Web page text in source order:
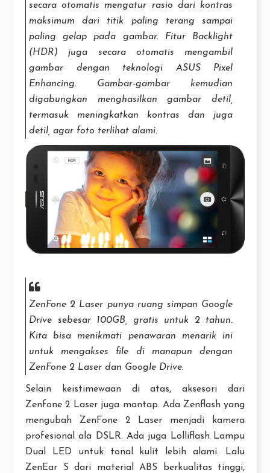
secara otomatis mengatur rasio dari kontras
maksimum dari titik paling terang sampai
paling gelap pada gambar. Fitur Backlight
(HDR) juga secara otomatis mengambil
gambar dengan teknologi ASUS Pixel
Enhancing. Gambar-gambar kemudian
digabungkan menghasilkan gambar detil,
termasuk meningkatkan kontras dan juga
detil, agar foto terlihat alami.
ZenFone 2 Laser punya ruang simpan Google
Drive sebesar 100GB, gratis untuk 2 tahun.
Kita bisa menikmati penawaran menarik ini
untuk mengakses file di manapun dengan
ZenFone 2 Laser dan Google Drive.
Selain keistimewaan di atas, aksesori dari
Zenfone 2 Laser juga mantap. Ada Zenflash yang
mengubah ZenFone 2 Laser menjadi kamera
profesional ala DSLR. Ada juga Lolliflash Lampu
Dual LED untuk tonal kulit lebih alami. Lalu
ZenEar S dari material ABS berkualitas tinggi,